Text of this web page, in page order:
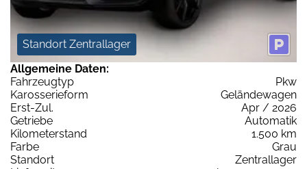
Standort Zentrallager
Allgemeine Daten:
Fahrzeugtyp
Pkw
Karosserieform
Geländewagen
Erst-Zul.
Apr / 2026
Getriebe
Automatik
Kilometerstand
1.500 km
Farbe
Grau
Standort
Zentrallager